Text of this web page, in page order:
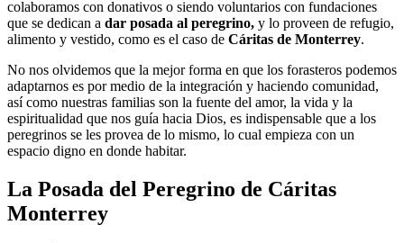
colaboramos con donativos o siendo voluntarios con fundaciones
que se dedican a dar posada al peregrino, y lo proveen de refugio,
alimento y vestido, como es el caso de Cáritas de Monterrey.
No nos olvidemos que la mejor forma en que los forasteros podemos
adaptarnos es por medio de la integración y haciendo comunidad,
así como nuestras familias son la fuente del amor, la vida y la
espiritualidad que nos guía hacia Dios, es indispensable que a los
peregrinos se les provea de lo mismo, lo cual empieza con un
espacio digno en donde habitar.
La Posada del Peregrino de Cáritas
Monterrey